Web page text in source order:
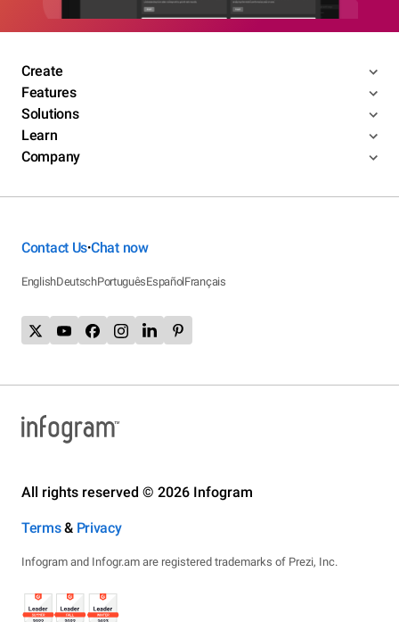
Create
Features
Solutions
Learn
Company
Contact Us•Chat now
EnglishDeutschPortuguêsEspañolFrançais
All rights reserved © 2026 Infogram
Terms& Privacy
Infogram and Infogr.am are registered trademarks of Prezi, Inc.